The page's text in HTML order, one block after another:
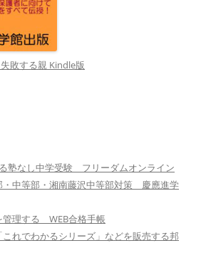
敗する親 Kindle版
塾なし中学受験 フリーダムオンライン
・中等部・湘南藤沢中等部対策 慶應進学
管理する WEB合格手帳
れでわかるシリーズ」などを販売する邦